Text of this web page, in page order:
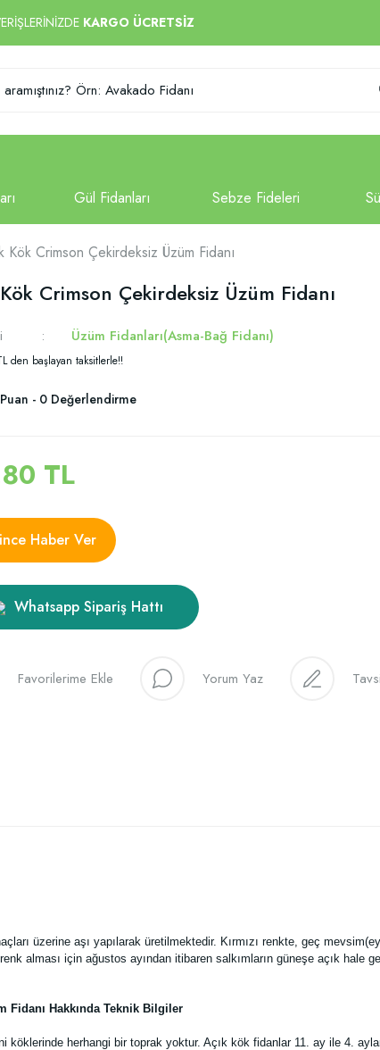
KARGO ÜCRETSİZ
Kök Crimson Çekirdeksiz Üzüm Fidanı
Crimson Çekirdeksiz Üzüm Fidanı
Üzüm Fidanları(Asma-Bağ Fidanı)
den başlayan taksitlerle!!
- 0 Değerlendirme
TL
Haber Ver
Whatsapp Sipariş Hattı
Yorum Yaz
üzerine aşı yapılarak üretilmektedir. Kırmızı renkte, geç
alması için ağustos ayından itibaren salkımların güneşe açık hale
Fidanı Hakkında Teknik Bilgiler
herhangi bir toprak yoktur. Açık kök fidanlar 11. ay ile 4.